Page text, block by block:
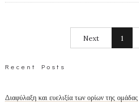
Next 1
Recent Posts
Διαφύλαξη και ευελιξία των ορίων της ομάδας